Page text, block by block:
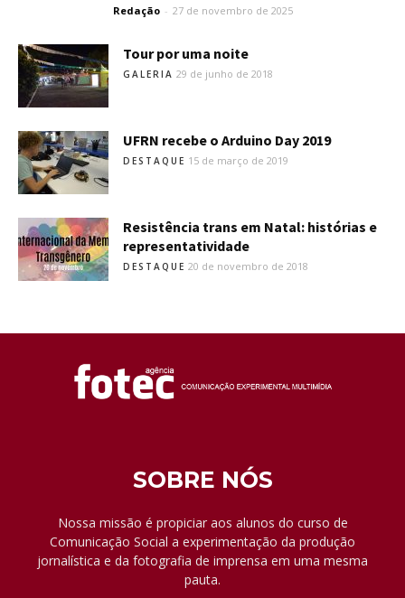
Redação - 27 de novembro de 2025
Tour por uma noite
GALERIA 29 de junho de 2018
UFRN recebe o Arduino Day 2019
DESTAQUE 15 de março de 2019
Resistência trans em Natal: histórias e
representatividade
DESTAQUE 20 de novembro de 2018
SOBRE NÓS
Nossa missão é propiciar aos alunos do curso de
Comunicação Social a experimentação da produção
jornalística e da fotografia de imprensa em uma mesma
pauta.